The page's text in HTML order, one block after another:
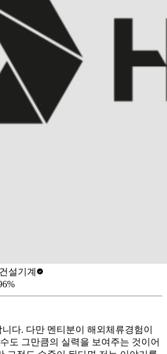
설기계
%
다. 다만 멘티분이 해외체류경험이
도 그만큼의 실력을 보여주는 것이어